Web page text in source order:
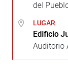
del
LUGAR
Edificio
Auditorio